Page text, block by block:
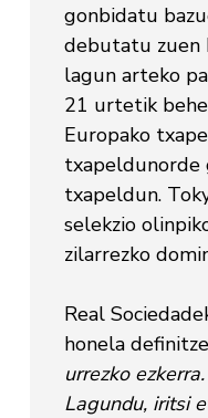
gonbidatu
debutatu zuen
lagun arteko
21 urtetik
Europako
txapeldunorde
txapeldun.
selekzio
zilarrezko
Real
honela
urrezko ezkerra.
Lagundu, iritsi